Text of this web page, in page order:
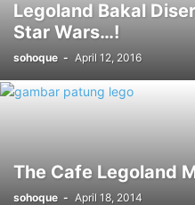
Legoland Bakal
Star Wars…!
sohoque - April 12, 2016
The Cafe Legoland
sohoque - April 18, 2014